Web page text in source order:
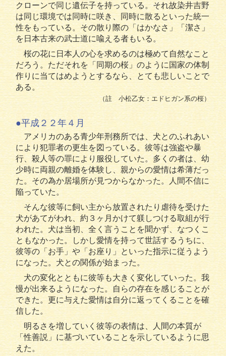
クローンで同じ遺伝子を持っている。それ故染井吉野
は同じ環境では同時に咲き、同時に散るといった統一
性をもっている。その散り際の「はかなさ」「潔さ」
を日本古来の武士道に喩える者もいる。
桜の花に日本人の心を求めるのは極めて自然なこと
だろう。ただそれを「同期の桜」のように国家の体制
作りに当てはめようとするなら、とても悲しいことで
ある。
（註 小松乙女：エドヒガン系の桜）
●平成２２年４月
アメリカのある青少年刑務所では、犬とのふれあい
により犯罪者の更生を図っている。彼等は強盗や暴
行、殺人等の罪により服役していた。多くの者は、幼
少時に両親の離婚を体験し、親からの愛情は希薄だっ
た。その為か居場所が見つからなかった。人間不信に
陥っていた。
そんな彼等に飼い主から放置されたり虐待を受けた
犬があてがわれ、約３ヶ月かけて躾しつける取組が行
われた。犬は当初、全く言うことを聞かず、なつくこ
ともなかった。しかし愛情を持って世話するうちに、
彼等の「お手」や「お座り」といった指示に従うよう
になった。犬との関係が始まった。
犬の変化とともに彼等も大きく変化していった。我
慢が出来るようになった。自らの存在を感じることが
できた。更に与えた愛情は自分に返ってくることを確
信した。
明るさを増していく彼等の表情は、人間の本質が
「性善説」に基づいていることを示しているように思
えた。